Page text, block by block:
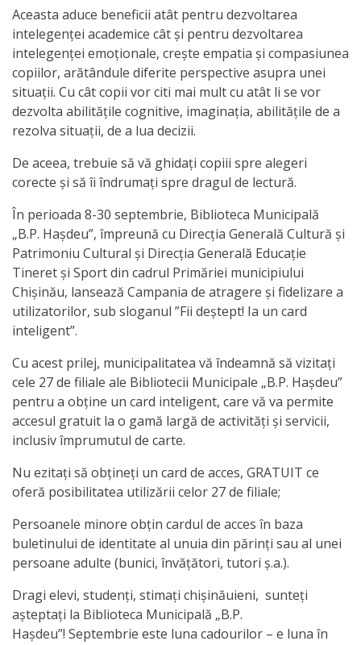
și
Evenimente
Acte
și
regulamente
Legislație
internațională
Legislație
națională
Acte
interne
Media
Comunicate
de
presă
Informații
utile
Versiunea
Aceasta aduce beneficii atât pentru dezvoltarea
intelegenţei academice cât şi pentru dezvoltarea
intelegenţei emoţionale, creşte empatia şi compasiunea
copiilor, arătândule diferite perspective asupra unei
situaţii. Cu cât copii vor citi mai mult cu atât li se vor
dezvolta abilităţile cognitive, imaginaţia, abilităţile de a
rezolva situaţii, de a lua decizii.
De aceea, trebuie să vă ghidați copiii spre alegeri
corecte și să îi îndrumați spre dragul de lectură.
În perioada 8-30 septembrie, Biblioteca Municipală
„B.P. Hașdeu”, împreună cu Direcția Generală Cultură și
Patrimoniu Cultural și Direcția Generală Educație
Tineret și Sport din cadrul Primăriei municipiului
Chișinău, lansează Campania de atragere și fidelizare a
utilizatorilor, sub sloganul ”Fii deștept! Ia un card
inteligent”.
Cu acest prilej, municipalitatea vă îndeamnă să vizitați
cele 27 de filiale ale Bibliotecii Municipale „B.P. Hașdeu”
pentru a obține un card inteligent, care vă va permite
accesul gratuit la o gamă largă de activități și servicii,
inclusiv împrumutul de carte.
Nu ezitați să obțineți un card de acces, GRATUIT ce
oferă posibilitatea utilizării celor 27 de filiale;
Persoanele minore obțin cardul de acces în baza
buletinului de identitate al unuia din părinți sau al unei
persoane adulte (bunici, învățători, tutori ș.a.).
Dragi elevi, studenți, stimați chișinăuieni, sunteți
așteptați la Biblioteca Municipală „B.P.
Hașdeu”! Septembrie este luna cadourilor – e luna în